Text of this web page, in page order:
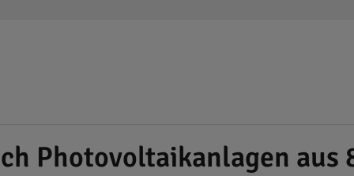
Photovoltaikanlagen aus